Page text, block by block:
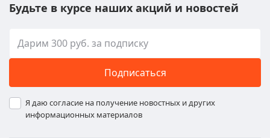
Будьте в курсе наших акций и новостей
Подписаться
Я даю согласие на получение новостных и других
информационных материалов